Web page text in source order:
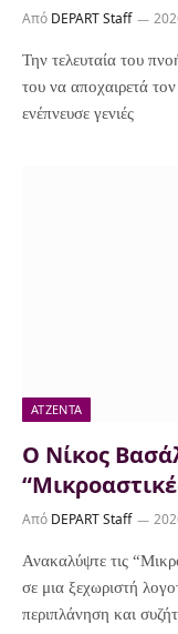
Από DEPART Staff
Την τελευταία του
του να αποχαιρετά
ενέπνευσε γενιές
ΑΤΖΈΝΤΑ
Ο Νίκος
Από DEPART Staff
Ανακαλύψτε τις
σε μια ξεχωριστή
περιπλάνηση και